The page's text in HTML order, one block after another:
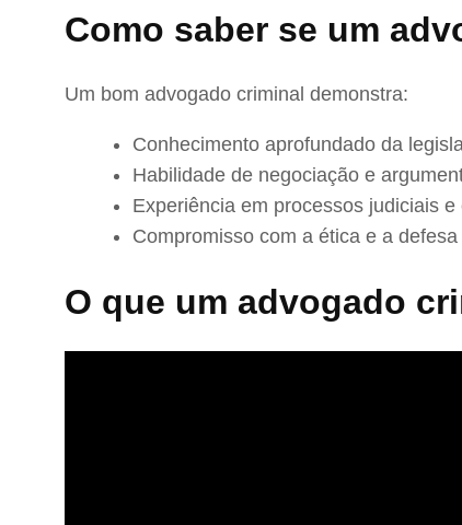
Como saber se um
Um bom advogado criminal demonstra:
Conhecimento aprofundado da
Habilidade de negociação e
Experiência em processos judiciais e
Compromisso com a ética e a
O que um advogado